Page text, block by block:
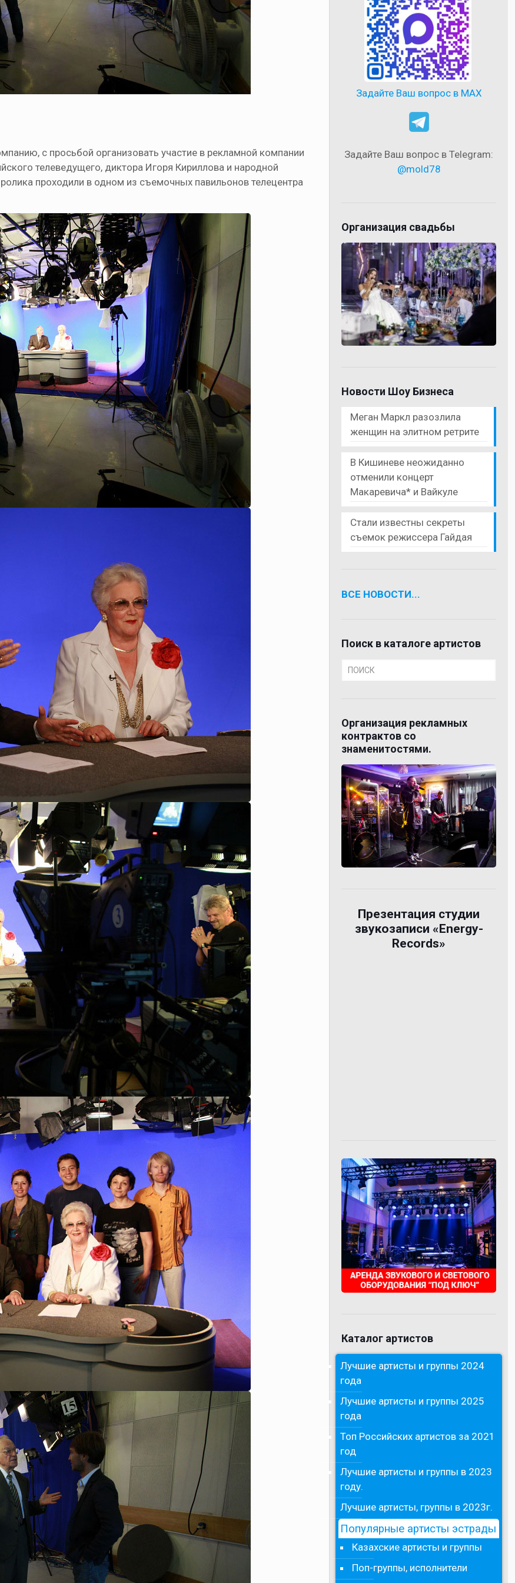
с просьбой организовать участие в рекламной компании
телеведущего, диктора Игоря Кириллова и народной
проходили в одном из съемочных павильонов телецентра
Задайте Ваш вопрос в MAX
Задайте Ваш вопрос в Telegram:
@mold78
Организация свадьбы
Новости Шоу Бизнеса
Меган Маркл разозлила
женщин на элитном ретрите
В Кишиневе неожиданно
отменили концерт
Макаревича* и Вайкуле
Стали известны секреты
съемок режиссера Гайдая
ВСЕ НОВОСТИ...
Поиск в каталоге артистов
Организация рекламных
контрактов со
знаменитостями.
Презентация студии
звукозаписи «Energy-
Records»
Каталог артистов
Лучшие артисты и группы 2024
года
Лучшие артисты и группы 2025
года
Топ Российских артистов за 2021
год
Лучшие артисты и группы в 2023
году.
Лучшие артисты, группы в 2023г.
Популярные артисты эстрады
Казахские артисты и группы
Поп-группы, исполнители